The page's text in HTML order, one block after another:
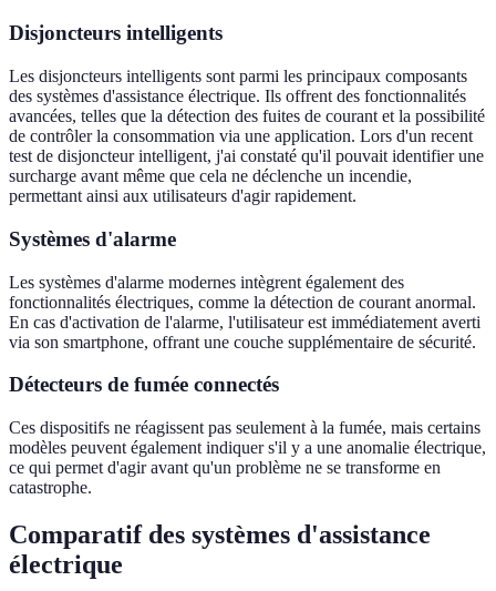
Disjoncteurs intelligents
Les disjoncteurs intelligents sont parmi les principaux composants
des systèmes d'assistance électrique. Ils offrent des fonctionnalités
avancées, telles que la détection des fuites de courant et la possibilité
de contrôler la consommation via une application. Lors d'un recent
test de disjoncteur intelligent, j'ai constaté qu'il pouvait identifier une
surcharge avant même que cela ne déclenche un incendie,
permettant ainsi aux utilisateurs d'agir rapidement.
Systèmes d'alarme
Les systèmes d'alarme modernes intègrent également des
fonctionnalités électriques, comme la détection de courant anormal.
En cas d'activation de l'alarme, l'utilisateur est immédiatement averti
via son smartphone, offrant une couche supplémentaire de sécurité.
Détecteurs de fumée connectés
Ces dispositifs ne réagissent pas seulement à la fumée, mais certains
modèles peuvent également indiquer s'il y a une anomalie électrique,
ce qui permet d'agir avant qu'un problème ne se transforme en
catastrophe.
Comparatif des systèmes d'assistance
électrique